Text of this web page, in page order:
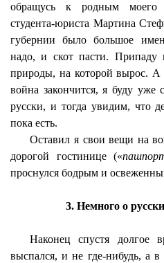
обращусь к родным моего
студента-юриста Мартина
губернии было большое
надо, и скот пасти. Припаду
природы, на которой вырос.
война закончится, я буду уже
русски, и тогда увидим, что
пока есть.
Оставил я свои вещи на
дорогой гостинице («
проснулся бодрым и
3. Немного о
Наконец спустя долгое
выспался, и не где-нибудь, а